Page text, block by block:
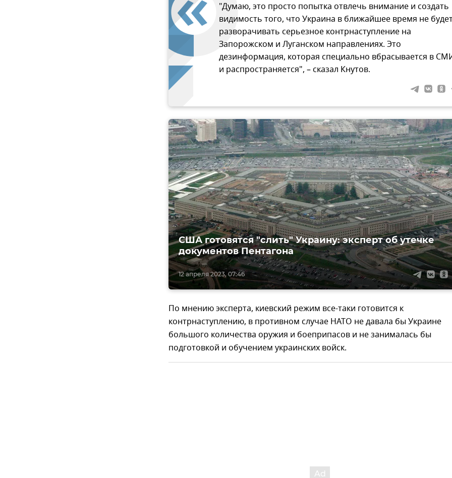
"Думаю, это просто попытка отвлечь внимание и создать
видимость того, что Украина в ближайшее время не
разворачивать серьезное контрнаступление на
Запорожском и Луганском направлениях. Это
дезинформация, которая специально вбрасывается в
и распространяется", – сказал Кнутов.
12 апреля 2023, 07:46
США готовятся "слить" Украину: эксперт об утечке
документов Пентагона
По мнению эксперта, киевский режим все-таки готовится к
контрнаступлению, в противном случае НАТО не давала бы Украине
большого количества оружия и боеприпасов и не занималась бы
подготовкой и обучением украинских войск.